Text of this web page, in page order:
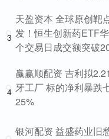
3
天盈资本 全球原创靶
发！恒生创新药ETF
个交易日成交额突破
4
赢赢顺配资 吉利拟
牙工厂 标的净利暴跌
25%
银河配资 益盛药业旧